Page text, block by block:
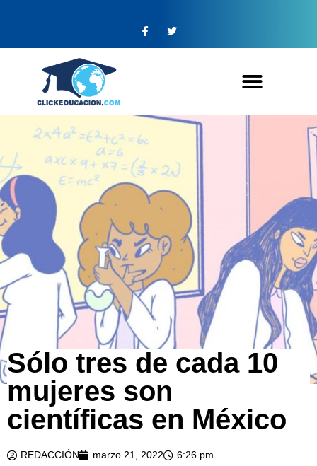
Sólo tres de cada 10
mujeres son
científicas en México
REDACCIÓN marzo 21, 2022 6:26 pm